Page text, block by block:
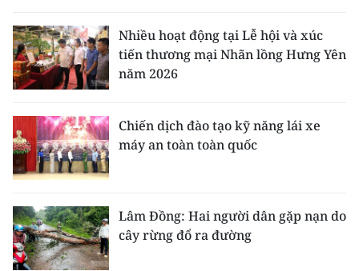
Nhiều hoạt động tại Lễ hội và xúc
tiến thương mại Nhãn lồng Hưng Yên
năm 2026
Chiến dịch đào tạo kỹ năng lái xe
máy an toàn toàn quốc
Lâm Đồng: Hai người dân gặp nạn do
cây rừng đổ ra đường